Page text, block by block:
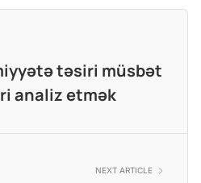
təsiri müsbət
analiz etmək
NEXT ARTICLE